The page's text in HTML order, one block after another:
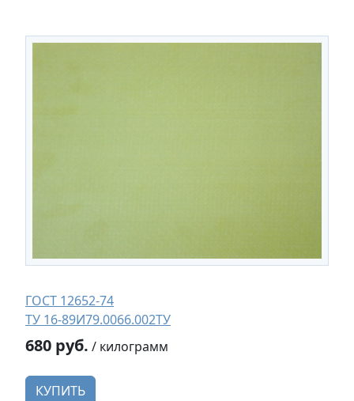
ГОСТ 12652-74
ТУ 16-89И79.0066.002ТУ
680 руб. / килограмм
КУПИТЬ